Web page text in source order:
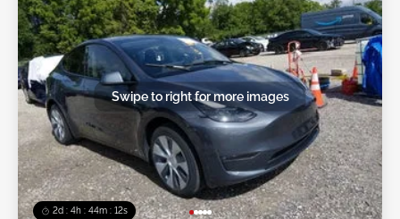
2d : 4h : 44m : 09s
Swipe to right for more images